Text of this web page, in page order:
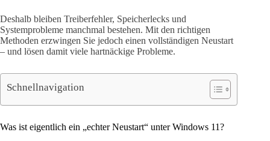
Deshalb bleiben Treiberfehler, Speicherlecks und
Systemprobleme manchmal bestehen. Mit den richtigen
Methoden erzwingen Sie jedoch einen vollständigen Neustart
– und lösen damit viele hartnäckige Probleme.
Schnellnavigation
Was ist eigentlich ein „echter Neustart“ unter Windows 11?